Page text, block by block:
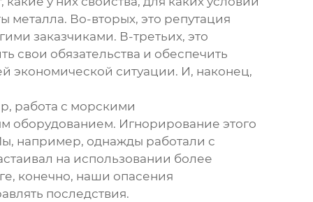
металла. Во-вторых, это репутация
заказчиками. В-третьих, это
свои обязательства и обеспечить
экономической ситуации. И, наконец,
работа с морскими
оборудованием. Игнорирование этого
например, однажды работали с
на использовании более
конечно, наши опасения
последствия.